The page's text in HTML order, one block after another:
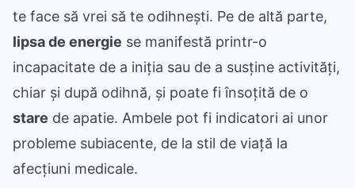
te face să vrei să te odihnești. Pe de altă parte,
lipsa de energie se manifestă printr-o
incapacitate de a iniția sau de a susține activități,
chiar și după odihnă, și poate fi însoțită de o
stare de apatie. Ambele pot fi indicatori ai unor
probleme subiacente, de la stil de viață la
afecțiuni medicale.